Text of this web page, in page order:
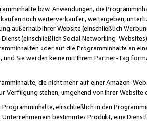
bzw. Anwendungen, die
noch weiterverkaufen, weitergeben,
außerhalb Ihrer Website (einschließlich
(einschließlich Social Networking-
oder auf die Programminhalte an
und Sie werden keine mit Ihrem Partner-Tag
die nicht mehr auf einer Amazon-
Verfügung stehen, umgehend von Ihrer
Programminhalte, einschließlich in den
Unternehmen ein bestimmtes Produkt, eine